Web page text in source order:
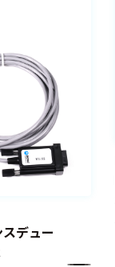
デュー